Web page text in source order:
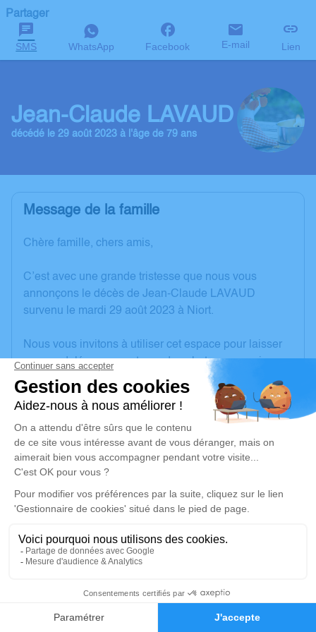
Faire-part Hommages
Partager
SMS WhatsApp Facebook E-mail Lien
Jean-Claude LAVAUD
décédé le 29 août 2023 à l'âge de 79 ans
Message de la famille
Chère famille, chers amis,
C’est avec une grande tristesse que nous vous
annonçons le décès de Jean-Claude LAVAUD
survenu le mardi 29 août 2023 à Niort.
Nous vous invitons à utiliser cet espace pour laisser
vos condoléances, partager des photos souvenirs,
une anecdote ou exprimer vos pensées à travers des
poèmes ou des textes. Cet endroit est un lieu
d'expression dédié à honorer la mémoire de Jean-
Claude LAVAUD.
Un service de plantation d’arbre hommage est
disponible ici
Cérémonie civile
Cimetière de Damvix
47 Route du Mazeau